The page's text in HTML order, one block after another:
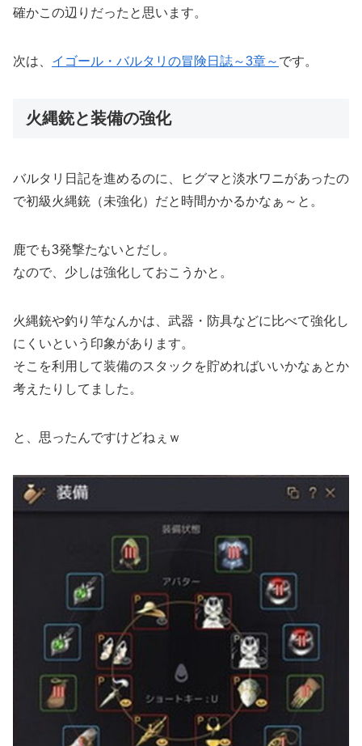
確かこの辺りだったと思います。
次は、 イゴール・バルタリの冒険日誌～3章～ です。
火縄銃と装備の強化
バルタリ日記を進めるのに、ヒグマと淡水ワニがあったの
で初級火縄銃（未強化）だと時間かかるかなぁ～と。
鹿でも3発撃たないとだし。
なので、少しは強化しておこうかと。
火縄銃や釣り竿なんかは、武器・防具などに比べて強化し
にくいという印象があります。
そこを利用して装備のスタックを貯めればいいかなぁとか
考えたりしてました。
と、思ったんですけどねぇｗ